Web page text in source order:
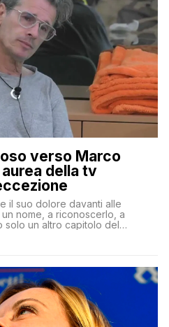
verso Marco
della tv
il suo dolore davanti alle
nome, a riconoscerlo, a
solo un altro capitolo del